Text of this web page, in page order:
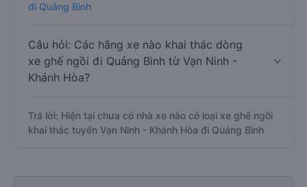
đi Quảng Bình
Câu hỏi: Các hãng xe nào khai thác dòng
xe ghế ngồi đi Quảng Bình từ Vạn Ninh -
Khánh Hòa?
Trả lời: Hiện tại chưa có nhà xe nào có loại xe ghế ngồi
khai thác tuyến Vạn Ninh - Khánh Hòa đi Quảng Bình